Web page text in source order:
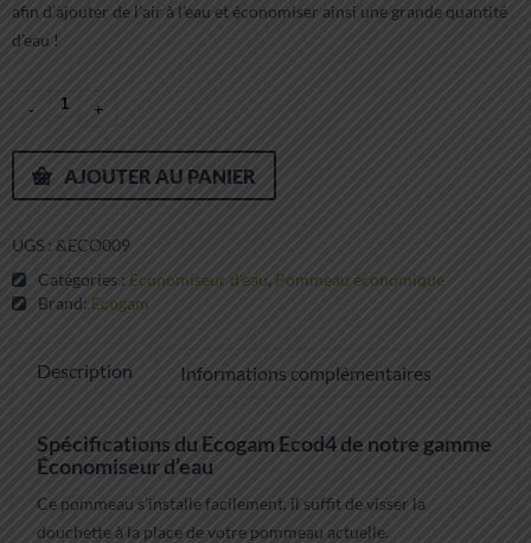
afin d’ajouter de l’air à l’eau et économiser ainsi une grande quantité
d’eau !
AJOUTER AU PANIER
UGS : &ECO009
Catégories : Economiseur d'eau, Pommeau économique
Brand: Ecogam
Description Informations complémentaires
Spécifications du Ecogam Ecod4 de notre gamme
Économiseur d’eau
Ce pommeau s’installe facilement, il suffit de visser la
douchette à la place de votre pommeau actuelle.